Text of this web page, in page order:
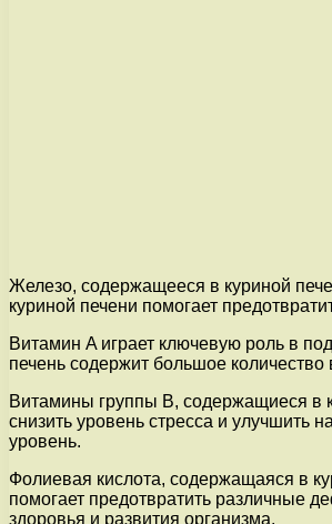
Железо, содержащееся в куриной
куриной печени помогает
Витамин A играет ключевую роль в
печень содержит большое количество
Витамины группы B, содержащиеся в
снизить уровень стресса и улучшить
уровень.
Фолиевая кислота, содержащаяся в
помогает предотвратить различные
здоровья и развития организма.